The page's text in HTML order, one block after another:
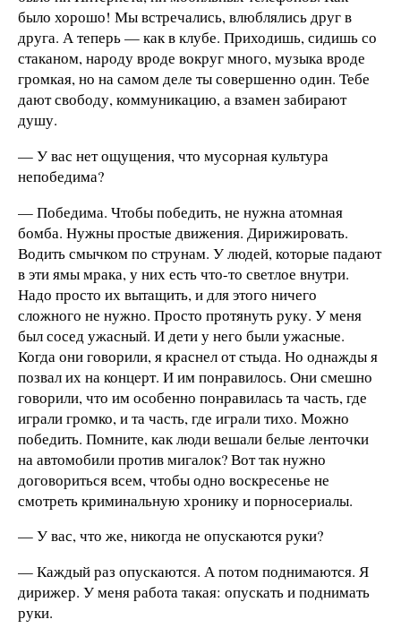
было хорошо! Мы встречались, влюблялись друг в
друга. А теперь — как в клубе. Приходишь, сидишь со
стаканом, народу вроде вокруг много, музыка вроде
громкая, но на самом деле ты совершенно один. Тебе
дают свободу, коммуникацию, а взамен забирают
душу.
— У вас нет ощущения, что мусорная культура
непобедима?
— Победима. Чтобы победить, не нужна атомная
бомба. Нужны простые движения. Дирижировать.
Водить смычком по струнам. У людей, которые падают
в эти ямы мрака, у них есть что-то светлое внутри.
Надо просто их вытащить, и для этого ничего
сложного не нужно. Просто протянуть руку. У меня
был сосед ужасный. И дети у него были ужасные.
Когда они говорили, я краснел от стыда. Но однажды я
позвал их на концерт. И им по­нравилось. Они смешно
говорили, что им особенно понравилась та часть, где
играли громко, и та часть, где играли тихо. Можно
победить. Помните, как люди вешали белые ленточки
на автомобили против мигалок? Вот так нужно
договориться всем, чтобы одно воскресенье не
смотреть криминальную хронику и порносериалы.
— У вас, что же, никогда не опускаются руки?
— Каждый раз опускаются. А потом поднимаются. Я
дирижер. У меня работа такая: опускать и поднимать
руки.